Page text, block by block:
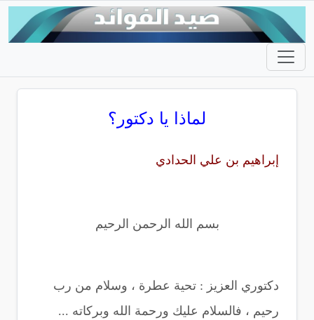
لماذا يا دكتور؟
إبراهيم بن علي الحدادي
بسم الله الرحمن الرحيم
دكتوري العزيز : تحية عطرة ، وسلام من رب
رحيم ، فالسلام عليك ورحمة الله وبركاته ...